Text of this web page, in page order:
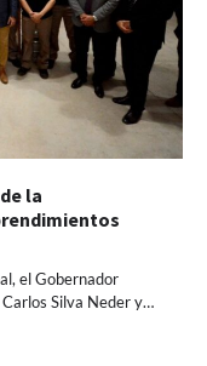
la
el Gobernador
Silva Neder y…